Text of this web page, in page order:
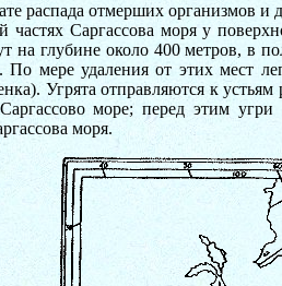
распада отмерших организмов и
Саргассова моря у
на глубине около 400 метров, в
мере удаления от этих мест
Угрята отправляются к
море; перед этим
моря.